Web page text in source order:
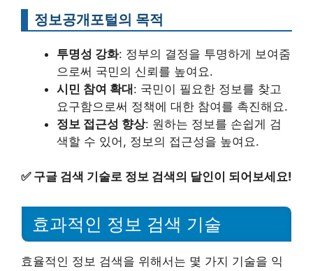
정보공개포털의 목적
투명성 강화: 정부의 결정을 투명하게 보여줌
으로써 국민의 신뢰를 높여요.
시민 참여 확대: 국민이 필요한 정보를 찾고
요구함으로써 정책에 대한 참여를 촉진해요.
정보 접근성 향상: 원하는 정보를 손쉽게 검
색할 수 있어, 정보의 접근성을 높여요.
✅ 구글 검색 기술로 정보 검색의 달인이 되어보세요!
효과적인 정보 검색 기술
효율적인 정보 검색을 위해서는 몇 가지 기술을 익